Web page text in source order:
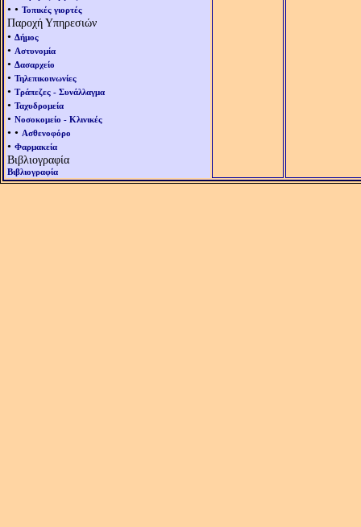
• • Τοπικές γιορτές
Παροχή Υπηρεσιών
• Δήμος
• Αστυνομία
• Δασαρχείο
• Τηλεπικοινωνίες
• Τράπεζες - Συνάλλαγμα
• Ταχυδρομεία
• Νοσοκομείο - Κλινικές
• • Ασθενοφόρο
• Φαρμακεία
Βιβλιογραφία
Βιβλιογραφία